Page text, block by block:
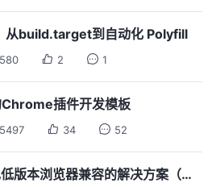
从build.target到自动化 Polyfill
2 1
插件开发模板
34 52
vite+vue3和nuxt3实现低版本浏览器兼容的解决方案（白屏问题）